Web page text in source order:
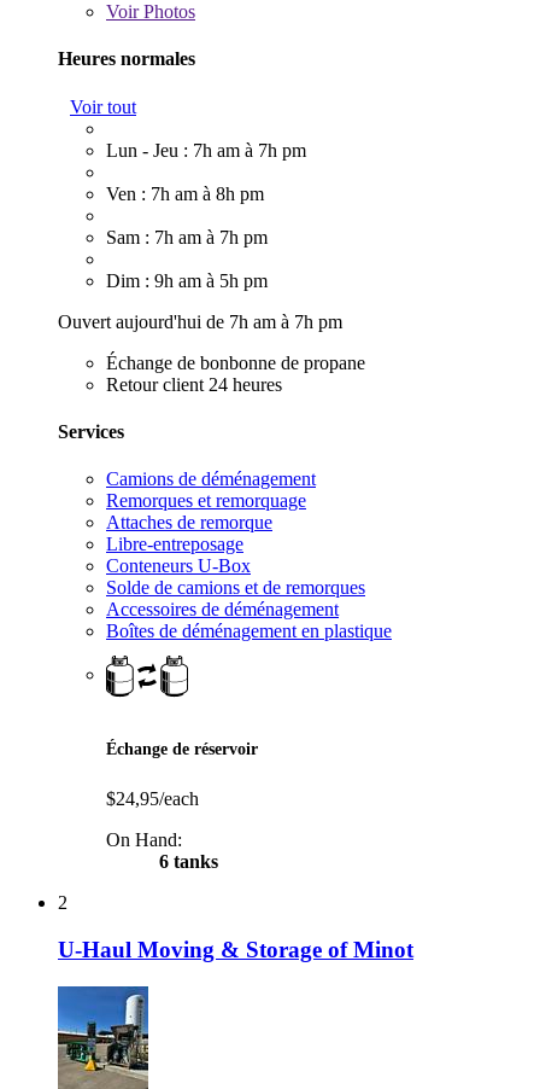
VoirPhotos
Heures normales
Voir tout
Lun - Jeu : 7h am à 7h pm
Ven : 7h am à 8h pm
Sam : 7h am à 7h pm
Dim : 9h am à 5h pm
Ouvert aujourd'hui de 7h am à 7h pm
Échange de bonbonne de propane
Retour client 24 heures
Services
Camions de déménagement
Remorques et remorquage
Attaches de remorque
Libre-entreposage
Conteneurs U-Box
Solde de camions et de remorques
Accessoires de déménagement
Boîtes de déménagement en plastique
Échange de réservoir
$24,95/each
On Hand:
6 tanks
2
U-Haul Moving & Storage of Minot